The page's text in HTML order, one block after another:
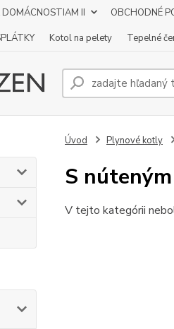
DOMÁCNOSTIAM II OBCHODNÉ
Kotol na pelety Tepelné
Úvod Plynové kotly
S
V tejto kategórii